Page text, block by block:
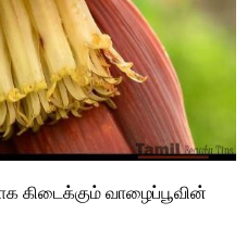
கிடைக்கும் வாழைப்பூவின்